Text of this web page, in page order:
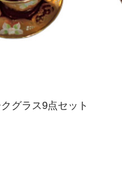
グラス9点セット